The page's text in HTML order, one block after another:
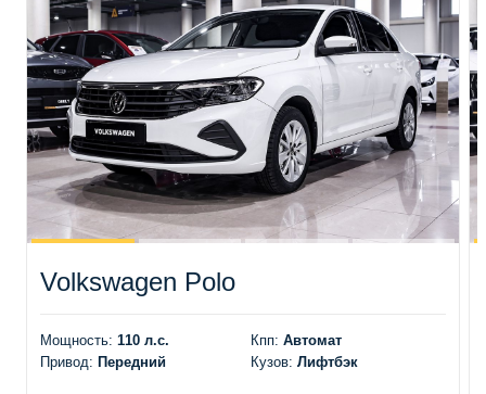
Volkswagen Polo
Мощность: 110 л.с.
Привод: Передний
Кпп: Автомат
Кузов: Лифтбэк